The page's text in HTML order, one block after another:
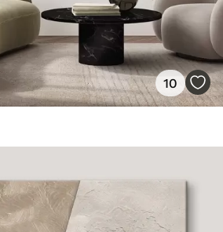
10